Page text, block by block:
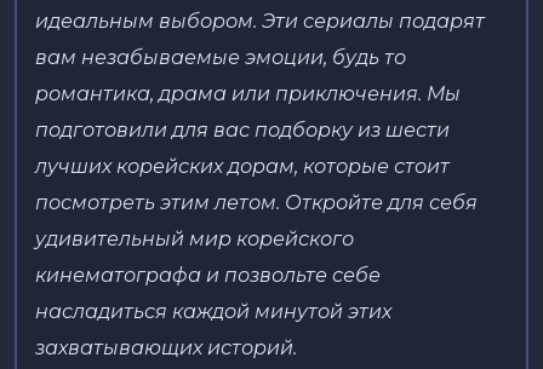
идеальным выбором. Эти сериалы подарят
вам незабываемые эмоции, будь то
романтика, драма или приключения. Мы
подготовили для вас подборку из шести
лучших корейских дорам, которые стоит
посмотреть этим летом. Откройте для себя
удивительный мир корейского
кинематографа и позвольте себе
насладиться каждой минутой этих
захватывающих историй.